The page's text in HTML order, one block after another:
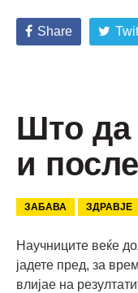
Share
Што да
и
ЗАБАВА ЗДРАВЈЕ
Научниците веќе
јадете пред, за
влијае на